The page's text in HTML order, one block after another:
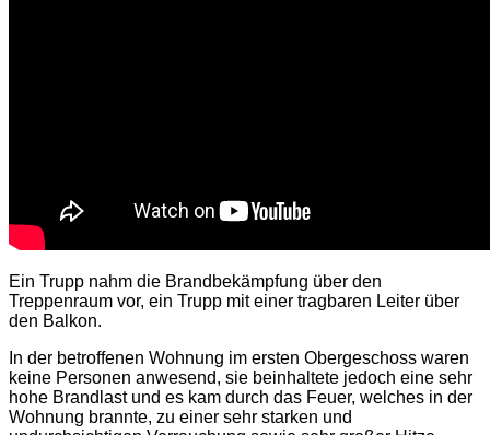
Ein Trupp nahm die Brandbekämpfung über den
Treppenraum vor, ein Trupp mit einer tragbaren Leiter über
den Balkon.
In der betroffenen Wohnung im ersten Obergeschoss waren
keine Personen anwesend, sie beinhaltete jedoch eine sehr
hohe Brandlast und es kam durch das Feuer, welches in der
Wohnung brannte, zu einer sehr starken und